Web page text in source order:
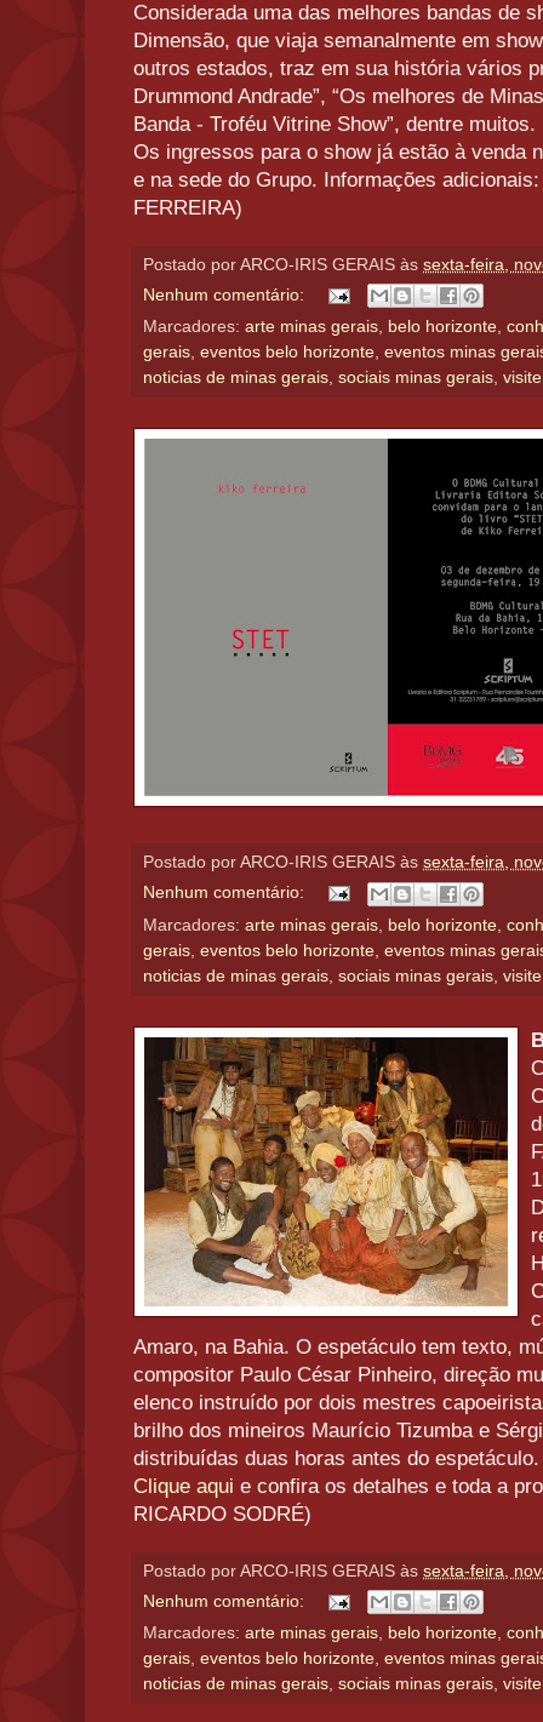
Considerada uma das melhores bandas de
Dimensão, que viaja semanalmente em
outros estados, traz em sua história vários
Drummond Andrade”, “Os melhores de
Banda - Troféu Vitrine Show”, dentre muitos.
Os ingressos para o show já estão à venda
e na sede do Grupo. Informações
FERREIRA)
Postado por ARCO-IRIS GERAIS às sexta-feira,
Nenhum comentário:
Marcadores: arte minas gerais, belo horizonte,
gerais, eventos belo horizonte, eventos minas
noticias de minas gerais, sociais minas gerais,
Postado por ARCO-IRIS GERAIS às sexta-feira,
Nenhum comentário:
Marcadores: arte minas gerais belo horizonte
gerais eventos belo horizonte eventos minas
noticias de minas gerais sociais minas gerais
Amaro, na Bahia. O espetáculo tem texto,
compositor Paulo César Pinheiro, direção
elenco instruído por dois mestres
brilho dos mineiros Maurício Tizumba e
distribuídas duas horas antes do espetáculo.
Clique aqui e confira os detalhes e toda a
RICARDO SODRÉ)
Postado por ARCO-IRIS GERAIS às sexta-feira,
Nenhum comentário:
Marcadores: arte minas gerais, belo horizonte,
gerais, eventos belo horizonte, eventos minas
noticias de minas gerais, sociais minas gerais,